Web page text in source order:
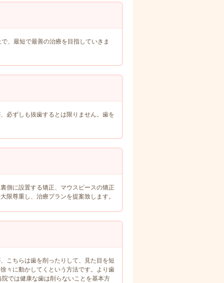
、最短で最善の治療を目指していきま
必ずしも抜歯するとは限りません。歯を
側に設置する矯正、マウスピースの矯正
限尊重し、治療プランを提案致します。
こちらは歯を削ったりして、見た目を短
々に動かしてくという方法です。より歯
では健康な歯は削らないことを基本方